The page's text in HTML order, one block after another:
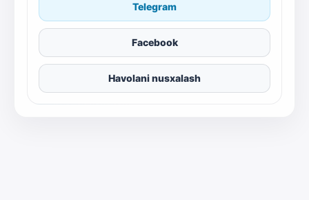
Telegram
Facebook
Havolani nusxalash